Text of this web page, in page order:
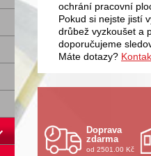
ochrání pracovní
Pokud si nejste jistí
drůbež vyzkoušet a
doporučujeme
Máte dotazy?
Doprava
zdarma
od 2501.00 Kč